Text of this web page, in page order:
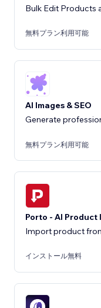
Bulk Edit Products
無料プラン利用可能
AI Images & SEO
Generate
無料プラン利用可能
Porto - AI Product
Import product
インストール無料